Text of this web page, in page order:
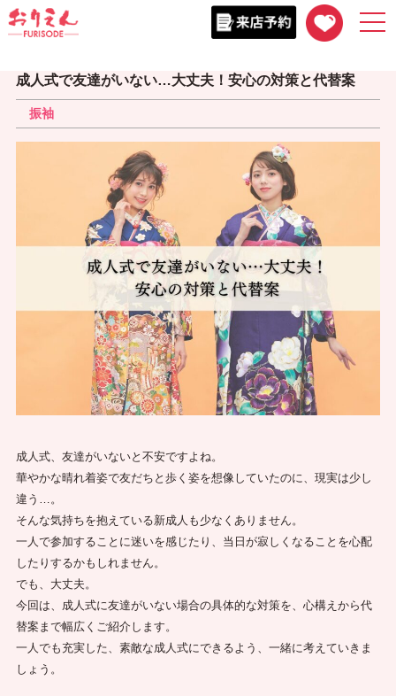
成人式で友達がいない…大丈夫！安心の対策と代替案
振袖
成人式、友達がいないと不安ですよね。
華やかな晴れ着姿で友だちと歩く姿を想像していたのに、現実は少し
違う…。
そんな気持ちを抱えている新成人も少なくありません。
一人で参加することに迷いを感じたり、当日が寂しくなることを心配
したりするかもしれません。
でも、大丈夫。
今回は、成人式に友達がいない場合の具体的な対策を、心構えから代
替案まで幅広くご紹介します。
一人でも充実した、素敵な成人式にできるよう、一緒に考えていきま
しょう。